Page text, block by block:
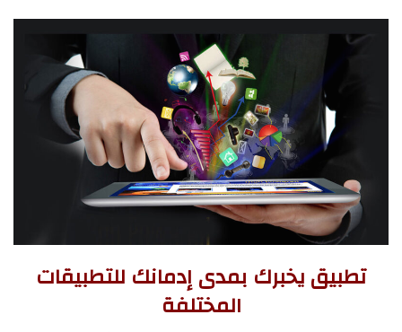
تطبيق يخبرك بمدى إدمانك للتطبيقات
المختلفة